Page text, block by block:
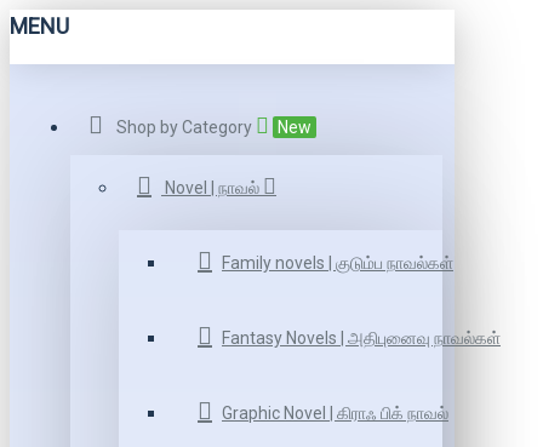
MENU
Shop by Category New
Novel | நாவல்
Family novels | குடும்ப நாவல்கள்
Fantasy Novels | அதிபுனைவு நாவல்கள்
Graphic Novel | கிராஃ பிக் நாவல்